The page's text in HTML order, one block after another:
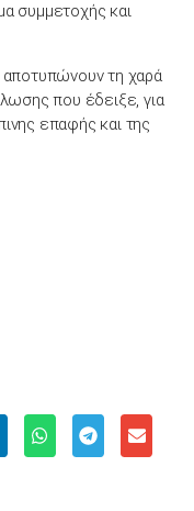
συμμετοχής και
αποτυπώνουν τη χαρά
που έδειξε, για
επαφής και της